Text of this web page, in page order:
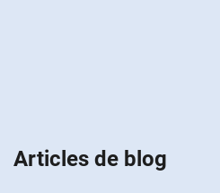
Articles de blog